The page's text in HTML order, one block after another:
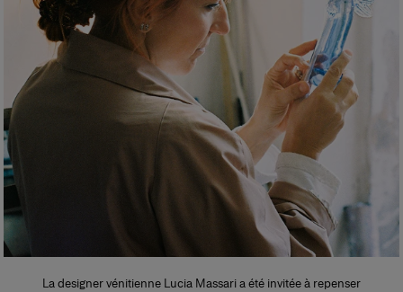
La designer vénitienne Lucia Massari a été invitée à repenser